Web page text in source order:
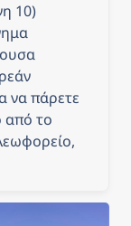
10)
να πάρετε
από το